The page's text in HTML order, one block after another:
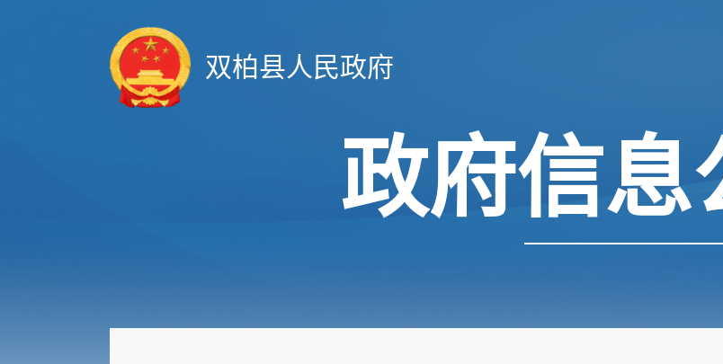
双柏县人民政府
政府信息